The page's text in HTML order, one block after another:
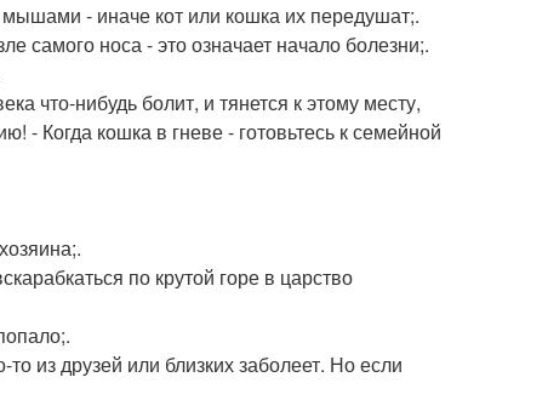
мышами - иначе кот или кошка их передушат;.
самого носа - это означает начало болезни;.
что-нибудь болит, и тянется к этому месту,
- Когда кошка в гневе - готовьтесь к семейной
по крутой горе в царство
из друзей или близких заболеет. Но если